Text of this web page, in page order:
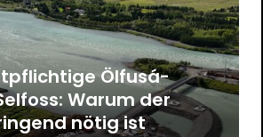
Ölfusá-
Warum der
nötig ist